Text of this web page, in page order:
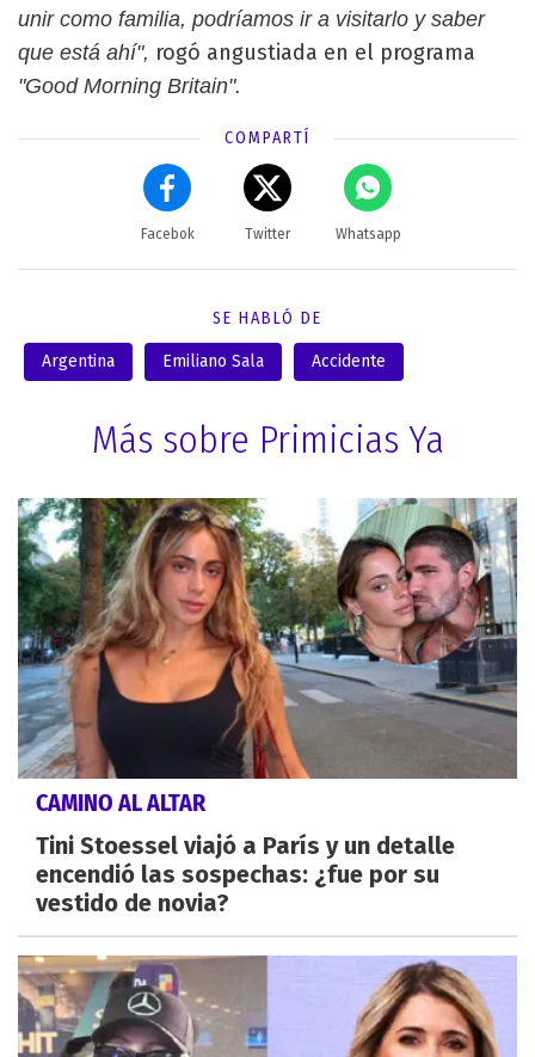
unir como familia, podríamos ir a visitarlo y saber
que está ahí", rogó angustiada en el programa
"Good Morning Britain".
COMPARTÍ
Facebok Twitter Whatsapp
SE HABLÓ DE
Argentina Emiliano Sala Accidente
Más sobre Primicias Ya
CAMINO AL ALTAR
Tini Stoessel viajó a París y un detalle
encendió las sospechas: ¿fue por su
vestido de novia?